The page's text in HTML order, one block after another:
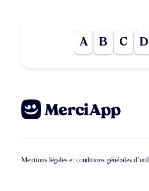
A B C D
Mentions légales et conditions générales